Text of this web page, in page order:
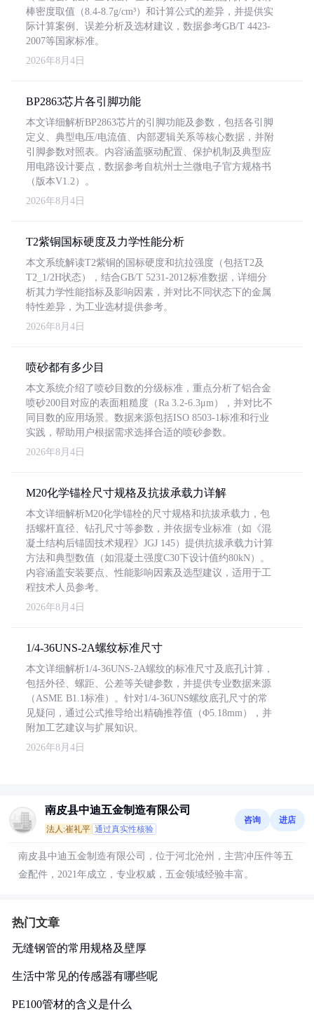
棒密度取值（8.4-8.7g/cm³）和计算公式的差异，并提供实
际计算案例、误差分析及选材建议，数据参考GB/T 4423-
2007等国家标准。
2026年8月4日
BP2863芯片各引脚功能
本文详细解析BP2863芯片的引脚功能及参数，包括各引脚
定义、典型电压/电流值、内部逻辑关系等核心数据，并附
引脚参数对照表。内容涵盖驱动配置、保护机制及典型应
用电路设计要点，数据参考自杭州士兰微电子官方规格书
（版本V1.2）。
2026年8月4日
T2紫铜国标硬度及力学性能分析
本文系统解读T2紫铜的国标硬度和抗拉强度（包括T2及
T2_1/2H状态），结合GB/T 5231-2012标准数据，详细分
析其力学性能指标及影响因素，并对比不同状态下的金属
特性差异，为工业选材提供参考。
2026年8月4日
喷砂都有多少目
本文系统介绍了喷砂目数的分级标准，重点分析了铝合金
喷砂200目对应的表面粗糙度（Ra 3.2-6.3μm），并对比不
同目数的应用场景。数据来源包括ISO 8503-1标准和行业
实践，帮助用户根据需求选择合适的喷砂参数。
2026年8月4日
M20化学锚栓尺寸规格及抗拔承载力详解
本文详细解析M20化学锚栓的尺寸规格和抗拔承载力，包
括螺杆直径、钻孔尺寸等参数，并依据专业标准（如《混
凝土结构后锚固技术规程》JGJ 145）提供抗拔承载力计算
方法和典型数值（如混凝土强度C30下设计值约80kN）。
内容涵盖安装要点、性能影响因素及选型建议，适用于工
程技术人员参考。
2026年8月4日
1/4-36UNS-2A螺纹标准尺寸
本文详细解析1/4-36UNS-2A螺纹的标准尺寸及底孔计算，
包括外径、螺距、公差等关键参数，并提供专业数据来源
（ASME B1.1标准）。针对1/4-36UNS螺纹底孔尺寸的常
见疑问，通过公式推导给出精确推荐值（Φ5.18mm），并
附加工艺建议与扩展知识。
2026年8月4日
南皮县中迪五金制造有限公司
法人:崔礼平 通过真实性核验
咨询 进店
南皮县中迪五金制造有限公司，位于河北沧州，主营冲压件等五
金配件，2021年成立，专业权威，五金领域经验丰富。
热门文章
无缝钢管的常用规格及壁厚
生活中常见的传感器有哪些呢
PE100管材的含义是什么